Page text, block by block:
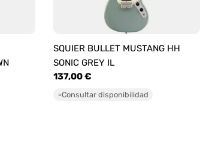
SQUIER BULLET MUSTANG HH
SONIC GREY IL
Precio
137,00 €
○Consultar disponibilidad